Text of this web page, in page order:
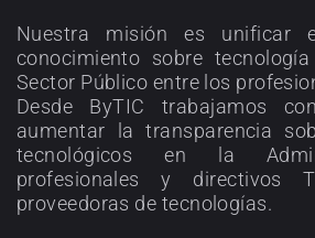
Nuestra misión es unificar
conocimiento sobre
Sector Público entre los
Desde ByTIC trabajamos
aumentar la transparencia
tecnológicos en la
profesionales y directivos
proveedoras de tecnologías.